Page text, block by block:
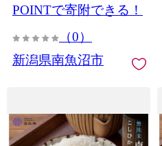
POINTで寄附できる！
（0）
新潟県南魚沼市